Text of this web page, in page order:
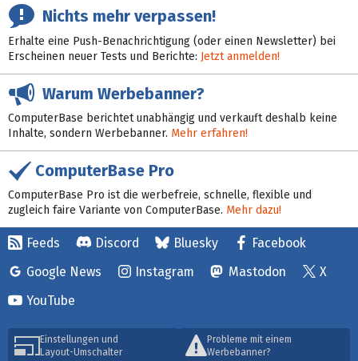
Nichts mehr verpassen!
Erhalte eine Push-Benachrichtigung (oder einen Newsletter) bei
Erscheinen neuer Tests und Berichte: Jetzt anmelden!
Warum Werbebanner?
ComputerBase berichtet unabhängig und verkauft deshalb keine
Inhalte, sondern Werbebanner. Mehr erfahren!
ComputerBase Pro
ComputerBase Pro ist die werbefreie, schnelle, flexible und
zugleich faire Variante von ComputerBase. Mehr dazu!
Feeds Discord Bluesky
Facebook
Google News
Instagram Mastodon
X
YouTube
Einstellungen und
Layout-Umschalter
Probleme mit einem
Werbebanner?